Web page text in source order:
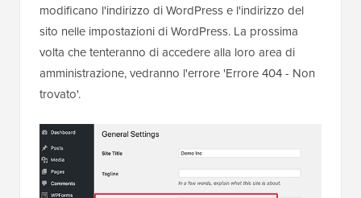
modificano l'indirizzo di WordPress e l'indirizzo del
sito nelle impostazioni di WordPress. La prossima
volta che tenteranno di accedere alla loro area di
amministrazione, vedranno l'errore 'Errore 404 - Non
trovato'.